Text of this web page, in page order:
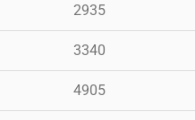
2935
3340
4905